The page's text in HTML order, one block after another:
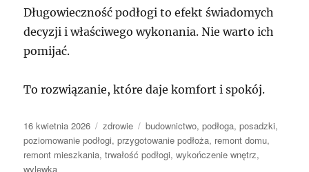
Długowieczność podłogi to efekt świadomych
decyzji i właściwego wykonania. Nie warto ich
pomijać.
To rozwiązanie, które daje komfort i spokój.
Data
publikacji
16 kwietnia 2026 Kategorie
zdrowie Tagi
budownictwo,podłoga,posadzki,
poziomowanie podłogi,przygotowanie podłoża, remont domu,
remont mieszkania,trwałość podłogi,wykończenie wnętrz,
wylewka